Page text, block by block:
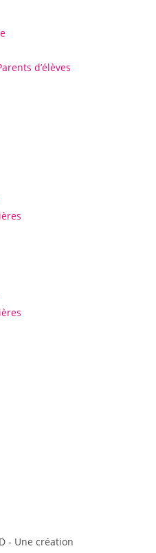
d’élèves
- Une création